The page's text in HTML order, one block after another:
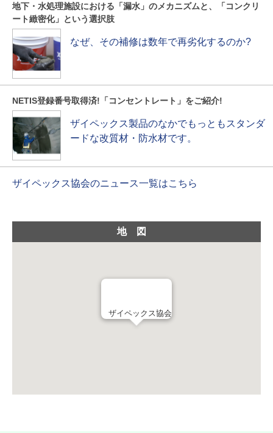
地下・水処理施設における「漏水」のメカニズムと、「コンクリ
ート緻密化」という選択肢
なぜ、その補修は数年で再劣化するのか?
NETIS登録番号取得済!「コンセントレート」をご紹介!
ザイペックス製品のなかでもっともスタンダ
ードな改質材・防水材です。
ザイペックス協会のニュース一覧はこちら
地図
ザイペックス協会